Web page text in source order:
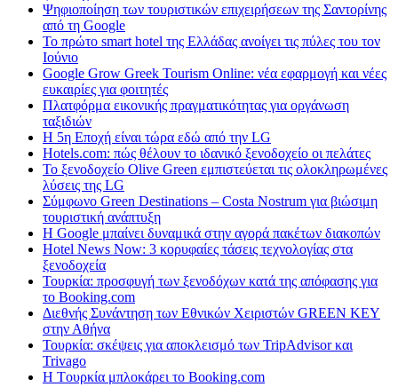
Ψηφιοποίηση των τουριστικών επιχειρήσεων της Σαντορίνης
από τη Google
Το πρώτο smart hotel της Ελλάδας ανοίγει τις πύλες του τον
Ιούνιο
Google Grow Greek Tourism Online: νέα εφαρμογή και νέες
ευκαιρίες για φοιτητές
Πλατφόρμα εικονικής πραγματικότητας για οργάνωση
ταξιδιών
Η 5η Εποχή είναι τώρα εδώ από την LG
Hotels.com: πώς θέλουν το ιδανικό ξενοδοχείο οι πελάτες
To ξενοδοχείο Olive Green εμπιστεύεται τις ολοκληρωμένες
λύσεις της LG
Σύμφωνο Green Destinations – Costa Nostrum για βιώσιμη
τουριστική ανάπτυξη
H Google μπαίνει δυναμικά στην αγορά πακέτων διακοπών
Hotel News Now: 3 κορυφαίες τάσεις τεχνολογίας στα
ξενοδοχεία
Τουρκία: προσφυγή των ξενοδόχων κατά της απόφασης για
το Booking.com
Διεθνής Συνάντηση των Εθνικών Χειριστών GREEN KEY
στην Αθήνα
Τουρκία: σκέψεις για αποκλεισμό των TripAdvisor και
Trivago
H Tουρκία μπλοκάρει το Booking.com